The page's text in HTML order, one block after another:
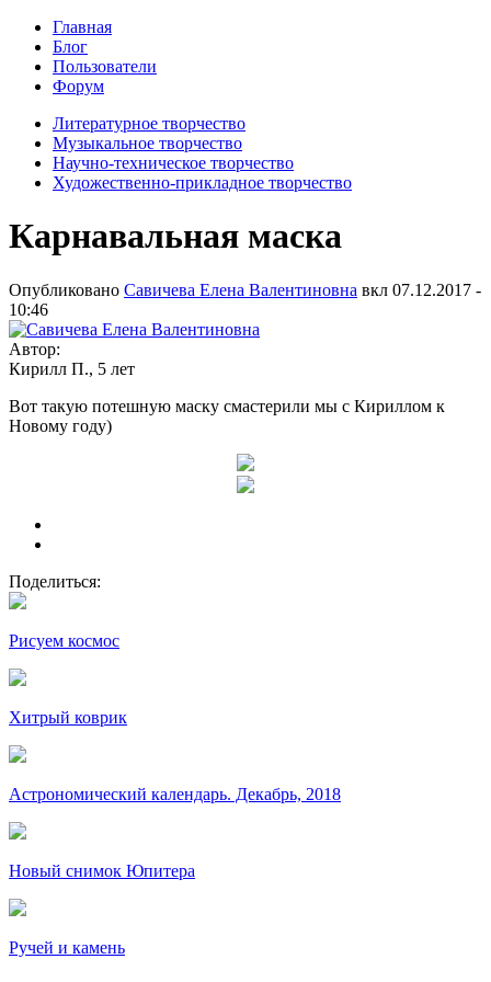
Главная
Блог
Пользователи
Форум
Литературное творчество
Музыкальное творчество
Научно-техническое творчество
Художественно-прикладное творчество
Карнавальная маска
Опубликовано Савичева Елена Валентиновна вкл 07.12.2017 -
10:46
Автор:
Кирилл П., 5 лет
Вот такую потешную маску смастерили мы с Кириллом к
Новому году)
Поделиться:
Рисуем космос
Хитрый коврик
Астрономический календарь. Декабрь, 2018
Новый снимок Юпитера
Ручей и камень